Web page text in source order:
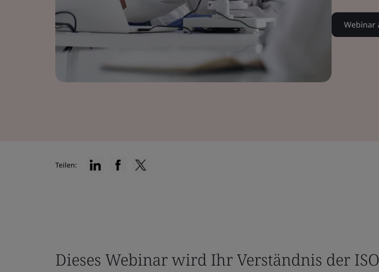
Webinar
Teilen:
Dieses Webinar wird Ihr Verständnis der ISO